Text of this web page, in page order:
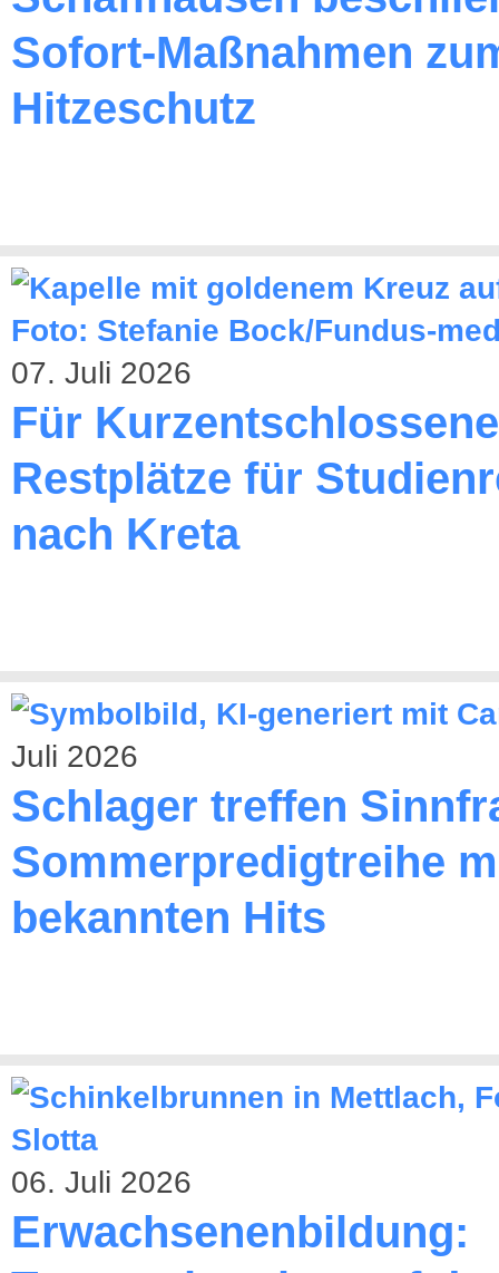
Sofort-Maßnahmen
Hitzeschutz
07. Juli 2026
Für
Restplätze für
nach Kreta
Juli 2026
Schlager treffen
Sommerpredigtreihe
bekannten Hits
06. Juli 2026
Erwachsenenbildung: